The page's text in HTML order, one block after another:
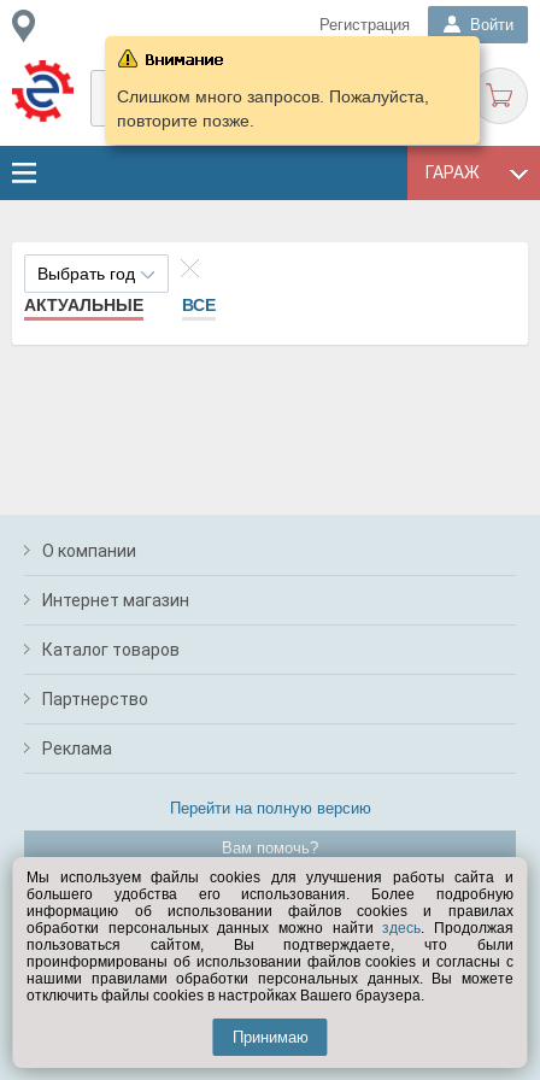
Регистрация Войти
ГАРАЖ
Слишком много запросов. Пожалуйста,
повторите позже.
Выбрать год
АКТУАЛЬНЫЕ
ВСЕ
О компании
Интернет магазин
Каталог товаров
Партнерство
Реклама
Перейти на полную версию
Вам помочь?
© Exist.ru 1998—2026
Мы используем файлы cookies для улучшения работы сайта и
большего удобства его использования. Более подробную
информацию об использовании файлов cookies и правилах
обработки персональных данных можно найтиздесь. Продолжая
пользоваться сайтом, Вы подтверждаете, что были
проинформированы об использовании файлов cookies и согласны с
нашими правилами обработки персональных данных. Вы можете
отключить файлы cookies в настройках Вашего браузера.
Принимаю